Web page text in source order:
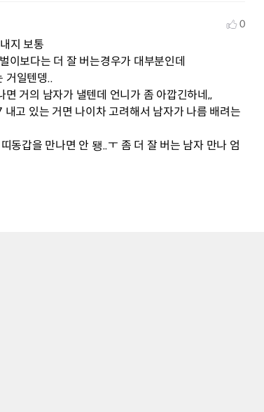
0
지 보통
이보다는 더 잘 버는경우가 대부분인데
거일텐뎅..
거의 남자가 낼텐데 언니가 좀 아깝긴하네,,
고 있는 거면 나이차 고려해서 남자가 나름 배려는
동갑을 만나면 안 됑..ㅜ 좀 더 잘 버는 남자 만나 엄